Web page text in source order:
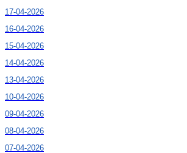
17-04-2026
16-04-2026
15-04-2026
14-04-2026
13-04-2026
10-04-2026
09-04-2026
08-04-2026
07-04-2026